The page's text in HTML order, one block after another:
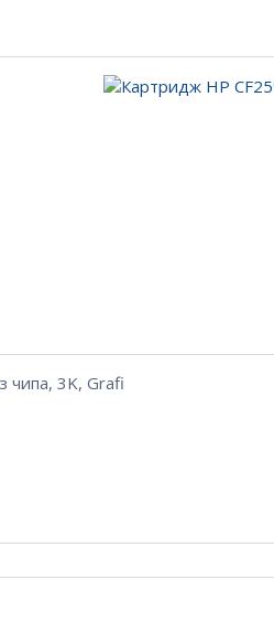
чипа, 3K, Grafi